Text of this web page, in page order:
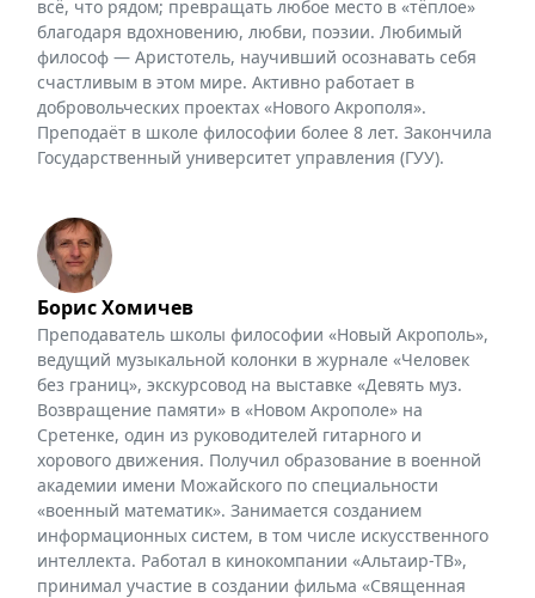
всё, что рядом; превращать любое место в «тёплое»
благодаря вдохновению, любви, поэзии. Любимый
философ — Аристотель, научивший осознавать себя
счастливым в этом мире. Активно работает в
добровольческих проектах «Нового Акрополя».
Преподаёт в школе философии более 8 лет. Закончила
Государственный университет управления (ГУУ).
Борис Хомичев
Преподаватель школы философии «Новый Акрополь»,
ведущий музыкальной колонки в журнале «Человек
без границ», экскурсовод на выставке «Девять муз.
Возвращение памяти» в «Новом Акрополе» на
Сретенке, один из руководителей гитарного и
хорового движения. Получил образование в военной
академии имени Можайского по специальности
«военный математик». Занимается созданием
информационных систем, в том числе искусственного
интеллекта. Работал в кинокомпании «Альтаир-ТВ»,
принимал участие в создании фильма «Священная